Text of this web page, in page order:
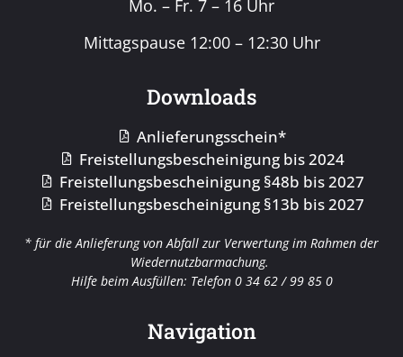
Mo. – Fr. 7 – 16 Uhr
Mittagspause 12:00 – 12:30 Uhr
Downloads
Anlieferungsschein*
Freistellungsbescheinigung bis 2024
Freistellungsbescheinigung §48b bis 2027
Freistellungsbescheinigung §13b bis 2027
* für die Anlieferung von Abfall zur Verwertung im Rahmen der
Wiedernutzbarmachung.
Hilfe beim Ausfüllen: Telefon 0 34 62 / 99 85 0
Navigation